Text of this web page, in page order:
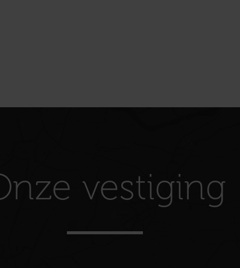
vestiging